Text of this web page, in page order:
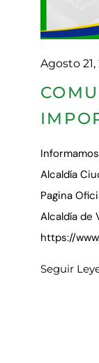
Agosto 21,
Alcaldía
Pagina
Alcaldía de
https://
Seguir